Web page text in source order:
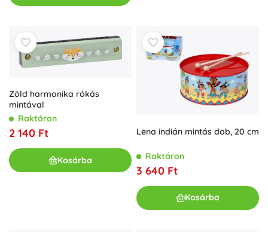
Zöld harmonika rókás
mintával
Raktáron
2 140 Ft
Kosárba
Lena indián mintás dob, 20 cm
Raktáron
3 640 Ft
Kosárba